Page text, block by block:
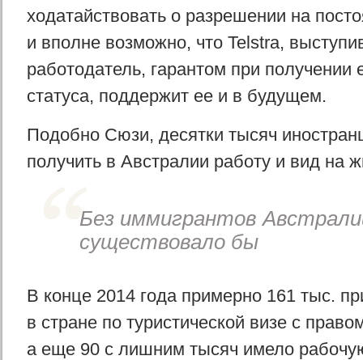
ходатайствовать о разрешении на
и вполне возможно, что Telstra,
работодатель, гарантом при
статуса, поддержит ее и в будущем.
Подобно Сюзи, десятки тысяч
получить в Австралии работу и вид на
Без иммигрантов
существовало бы
В конце 2014 года примерно 161 тыс.
в стране по туристической визе с
а еще 90 с лишним тысяч имело